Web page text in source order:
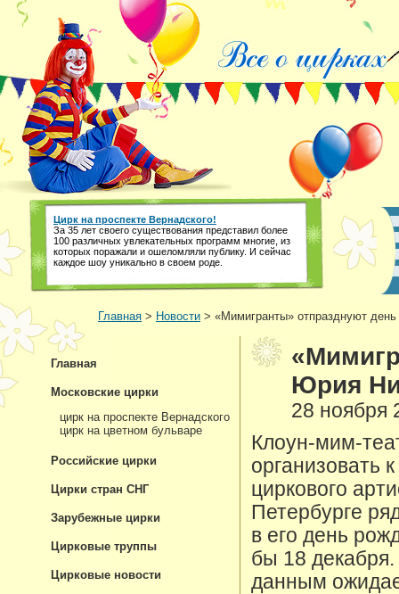
Цирк на проспекте Вернадского!
За 35 лет своего существования представил более
100 различных увлекательных программ многие, из
которых поражали и ошеломляли публику. И сейчас
каждое шоу уникально в своем роде.
Главная > Новости > «Мимигранты» отпразднуют
Юрия
28 ноября
Клоун-мим-
организовать
циркового
Петербурге
в его день
бы 18
данным
Главная
Московские цирки
цирк на проспекте Вернадского
цирк на цветном бульваре
Российские цирки
Цирки стран СНГ
Зарубежные цирки
Цирковые труппы
Цирковые новости